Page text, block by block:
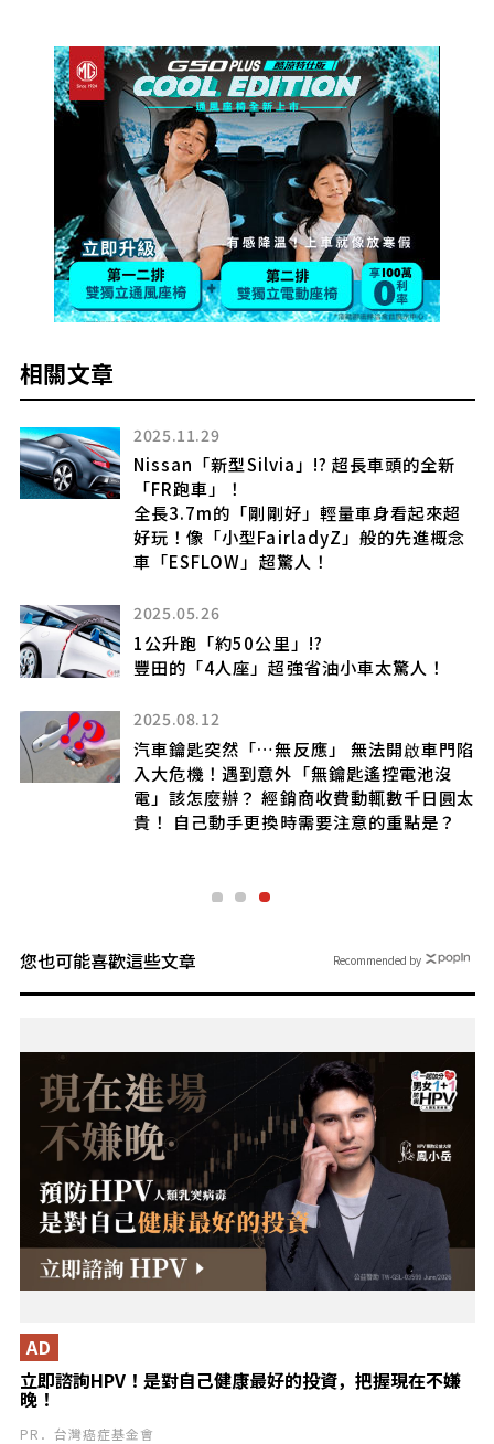
相關文章
2025.11.29
Nissan「新型Silvia」!? 超長車頭的全新
「FR跑車」！
全長3.7m的「剛剛好」輕量車身看起來超
好玩！像「小型FairladyZ」般的先進概念
車「ESFLOW」超驚人！
2025.05.26
1公升跑「約50公里」!?
豐田的「4人座」超強省油小車太驚人！
2025.08.12
汽車鑰匙突然「…無反應」 無法開啟車門陷
入大危機！遇到意外「無鑰匙遙控電池沒
電」該怎麼辦？ 經銷商收費動輒數千日圓太
貴！ 自己動手更換時需要注意的重點是？
您也可能喜歡這些文章
立即諮詢HPV！是對自己健康最好的投資，把握現在不嫌
晚！
AD
PR．台灣癌症基金會
Recommended by